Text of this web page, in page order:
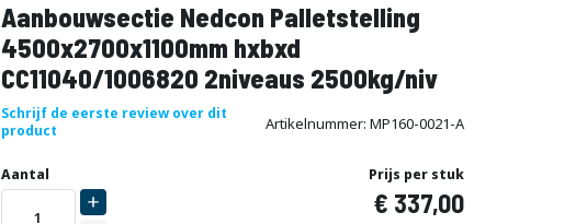
Aanbouwsectie Nedcon Palletstelling
4500x2700x1100mm hxbxd
CC11040/1006820 2niveaus 2500kg/niv
Schrijf de eerste review over dit
product
Artikelnummer MP160-0021-A
Uw
aanpassing
DIRECT
LEVERBAAR
Aantal Prijs per stuk
337,00